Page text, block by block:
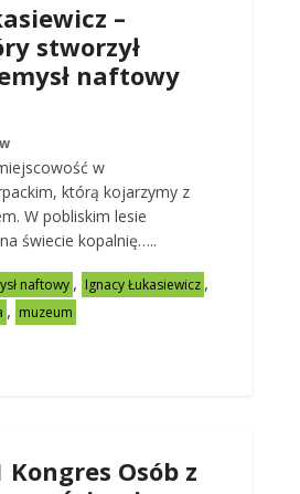
–
stworzył
naftowy
w
którą kojarzymy z
W pobliskim lesie
świecie kopalnię…..
naftowy , Ignacy Łukasiewicz ,
, muzeum
Osób z